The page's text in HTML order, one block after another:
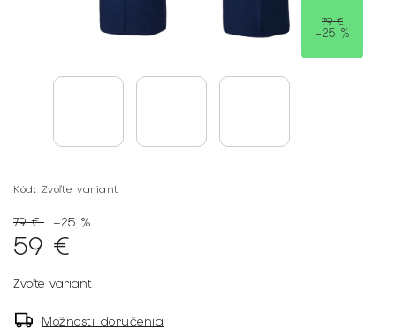
79 €
–25 %
Kód: Zvoľte variant
79 € –25 %
59 €
Zvoľte variant
Možnosti doručenia